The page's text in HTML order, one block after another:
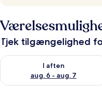
Tjek tilgængelighed
I aften
aug. 6 - aug. 7
Tjek tilgængelighed for i